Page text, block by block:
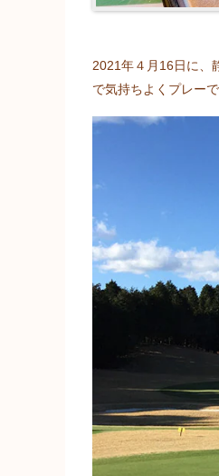
2021年４月16日に、
で気持ちよくプレー